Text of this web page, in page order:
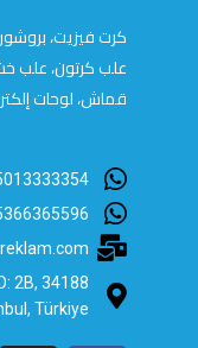
كرت فيزيت،
علب كرتون، علب
قماش، لوحات
2B, 34188
Türkiye